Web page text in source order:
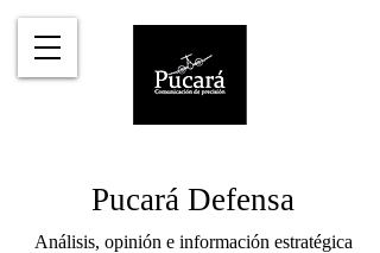
Pucará Defensa
Análisis, opinión e información estratégica